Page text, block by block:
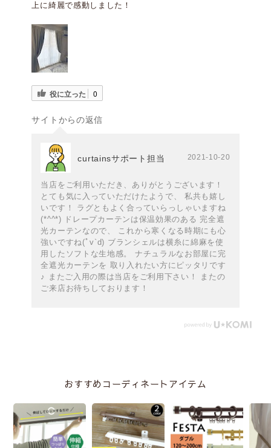
上に綺麗で感動しました！
役に立った 0
サイトからの返信
curtainsサポート担当 2021-10-20
当店をご利用いただき、ありがとうございます！
とても気に入っていただけたようで、 私共も嬉し
いです！ ラグともよく合っていらっしゃいますね
(*^^*) ドレープカーテンは保温効果のある 完全遮
光カーテンなので、 これから寒くなる時期にも心
強いですね(ﾟv`d) ブランシェルは横糸に綿麻を使
用したソフトな生地感。 ナチュラルなお部屋に完
全遮光カーテンを 取り入れたい方にピッタリです
♪ またご入用の際は当店をご利用下さい！ またの
ご来店お待ちしております！
おすすめコーディネートアイテム